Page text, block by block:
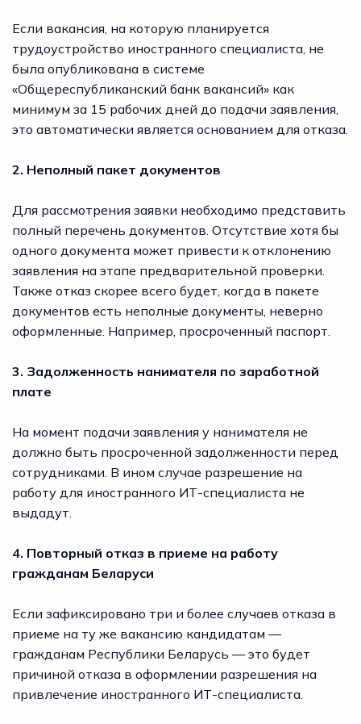
Если вакансия, на которую планируется
трудоустройство иностранного специалиста, не
была опубликована в системе
«Общереспубликанский банк вакансий» как
минимум за 15 рабочих дней до подачи заявления,
это автоматически является основанием для отказа.
2. Неполный пакет документов
Для рассмотрения заявки необходимо представить
полный перечень документов. Отсутствие хотя бы
одного документа может привести к отклонению
заявления на этапе предварительной проверки.
Также отказ скорее всего будет, когда в пакете
документов есть неполные документы, неверно
оформленные. Например, просроченный паспорт.
3. Задолженность нанимателя по заработной
плате
На момент подачи заявления у нанимателя не
должно быть просроченной задолженности перед
сотрудниками. В ином случае разрешение на
работу для иностранного ИТ-специалиста не
выдадут.
4. Повторный отказ в приеме на работу
гражданам Беларуси
Если зафиксировано три и более случаев отказа в
приеме на ту же вакансию кандидатам —
гражданам Республики Беларусь — это будет
причиной отказа в оформлении разрешения на
привлечение иностранного ИТ-специалиста.